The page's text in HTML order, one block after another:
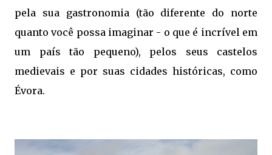
pela sua gastronomia (tão diferente do norte
quanto você possa imaginar - o que é incrível em
um país tão pequeno), pelos seus castelos
medievais e por suas cidades históricas, como
Évora.